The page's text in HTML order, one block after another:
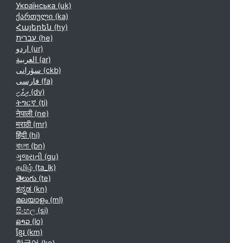
Українська ‎(uk)‎
ქართული ‎(ka)‎
Հայերեն ‎(hy)‎
עברית ‎(he)‎
اردو ‎(ur)‎
العربية ‎(ar)‎
سۆرانی ‎(ckb)‎
فارسی ‎(fa)‎
ދިވެހި ‎(dv)‎
ትግርኛ ‎(ti)‎
नेपाली ‎(ne)‎
मराठी ‎(mr)‎
हिंदी ‎(hi)‎
বাংলা ‎(bn)‎
ગુજરાતી ‎(gu)‎
தமிழ் ‎(ta_lk)‎
తెలుగు ‎(te)‎
ಕನ್ನಡ ‎(kn)‎
മലയാളം ‎(ml)‎
සිංහල ‎(si)‎
ລາວ ‎(lo)‎
ខ្មែរ ‎(km)‎